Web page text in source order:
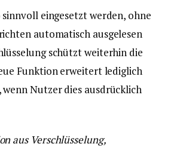
eingesetzt werden, ohne
automatisch ausgelesen
schützt weiterhin die
Funktion erweitert lediglich
Nutzer dies ausdrücklich
aus Verschlüsselung,